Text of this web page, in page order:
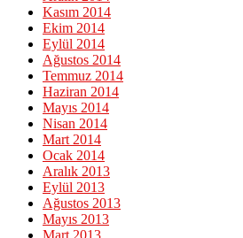
Kasım 2014
Ekim 2014
Eylül 2014
Ağustos 2014
Temmuz 2014
Haziran 2014
Mayıs 2014
Nisan 2014
Mart 2014
Ocak 2014
Aralık 2013
Eylül 2013
Ağustos 2013
Mayıs 2013